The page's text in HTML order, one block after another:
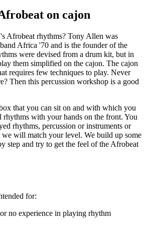
kiezen‘ erbij vermelden. Wij reserveren
voorwaarden, onder het kopje
cadeau geven
en mailadres bij een workshop die als prijs
heeft.
voor wie het is en ‘workshop nog te
voor die waarde een workshop kan
kun je downloaden (met een klik) en
on cajon
Afrobeat rhythms? Tony Allen was
Africa '70 and is the founder of the
were devised from a drum kit, but in
them simplified on the cajon. The cajon
requires few techniques to play. Never
Then this percussion workshop is a good
that you can sit on and with which you
rhythms with your hands on the front. You
rhythms, percussion or instruments or
we will match your level. We build up some
step and try to get the feel of the Afrobeat
for:
no experience in playing rhythm